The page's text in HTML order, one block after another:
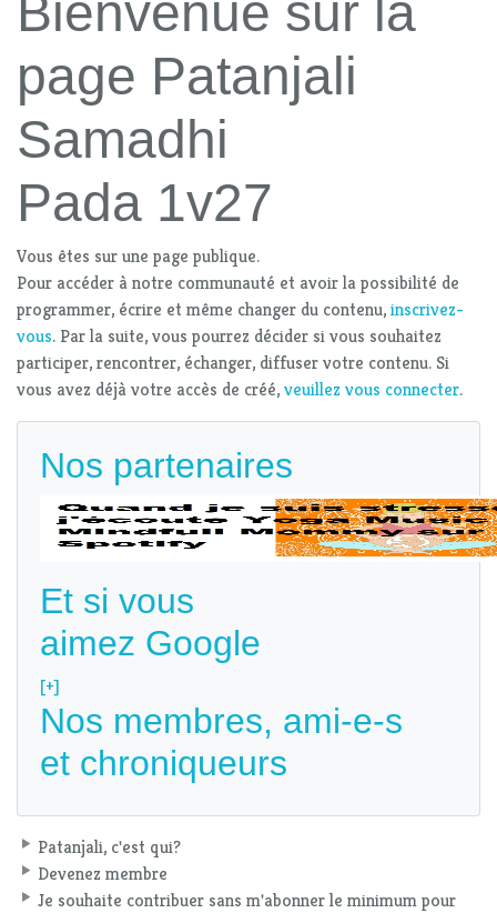
Bienvenue sur la
page Patanjali
Samadhi
Pada 1v27
Vous êtes sur une page publique.
Pour accéder à notre communauté et avoir la possibilité de
programmer, écrire et même changer du contenu,inscrivez-
vous. Par la suite, vous pourrez décider si vous souhaitez
participer, rencontrer, échanger, diffuser votre contenu. Si
vous avez déjà votre accès de créé,veuillez vous connecter.
Nos partenaires
Et si vous
aimez Google
[+]
Nos membres, ami-e-s
et chroniqueurs
Patanjali, c'est qui?
Devenez membre
Je souhaite contribuer sans m'abonner le minimum pour